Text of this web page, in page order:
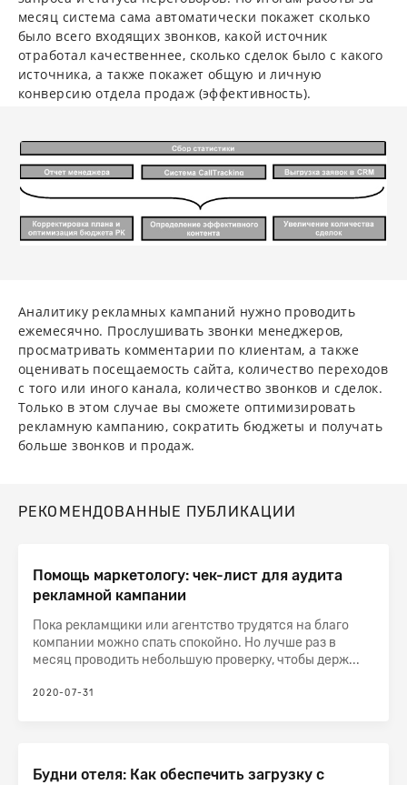
месяц система сама автоматически покажет сколько
было всего входящих звонков, какой источник
отработал качественнее, сколько сделок было с какого
источника, а также покажет общую и личную
конверсию отдела продаж (эффективность).
Аналитику рекламных кампаний нужно проводить
ежемесячно. Прослушивать звонки менеджеров,
просматривать комментарии по клиентам, а также
оценивать посещаемость сайта, количество переходов
с того или иного канала, количество звонков и сделок.
Только в этом случае вы сможете оптимизировать
рекламную кампанию, сократить бюджеты и получать
больше звонков и продаж.
РЕКОМЕНДОВАННЫЕ ПУБЛИКАЦИИ
Помощь маркетологу: чек-лист для аудита
рекламной кампании
Пока рекламщики или агентство трудятся на благо
компании можно спать спокойно. Но лучше раз в
месяц проводить небольшую проверку, чтобы держ...
2020-07-31
Будни отеля: Как обеспечить загрузку с